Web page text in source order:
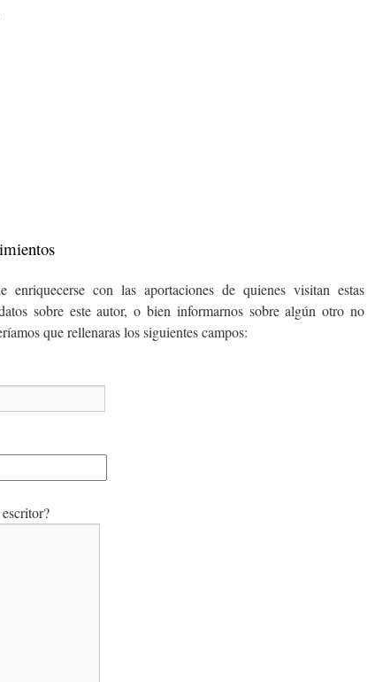
enriquecerse con las aportaciones de quienes visitan estas
sobre este autor, o bien informarnos sobre algún otro no
que rellenaras los siguientes campos: